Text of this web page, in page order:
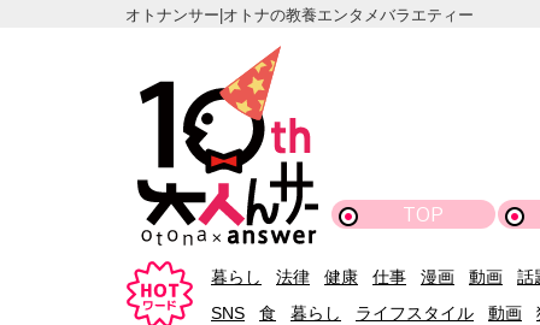
オトナンサー|オトナの教養エンタメバラエティー
TOP
暮らし 法律 健康 仕事 漫画 動画
話
SNS
食 暮らし ライフスタイル 動画